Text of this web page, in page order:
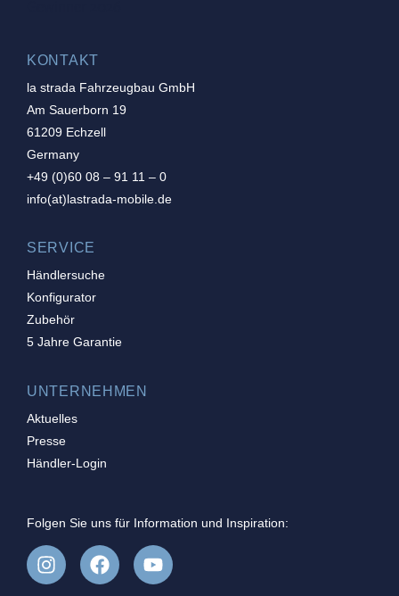
KONTAKT
la strada Fahrzeugbau GmbH
Am Sauerborn 19
61209 Echzell
Germany
+49 (0)60 08 – 91 11 – 0
info(at)lastrada-mobile.de
SERVICE
Händlersuche
Konfigurator
Zubehör
5 Jahre Garantie
UNTERNEHMEN
Aktuelles
Presse
Händler-Login
Folgen Sie uns für Information und Inspiration: